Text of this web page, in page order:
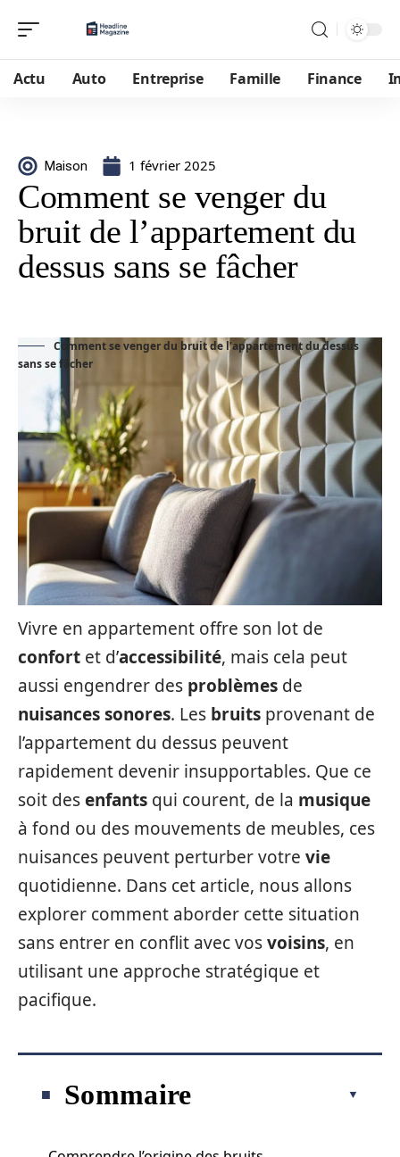
Actu Auto Entreprise Famille Finance
Maison 1 février 2025
Comment se venger du
bruit de l’appartement du
dessus sans se fâcher
Comment se venger du bruit de l'appartement du dessus
sans se fâcher
Vivre en appartement offre son lot de
confort et d’accessibilité, mais cela peut
aussi engendrer des problèmes de
nuisances sonores. Les bruits provenant de
l’appartement du dessus peuvent
rapidement devenir insupportables. Que ce
soit desenfants qui courent, de la musique
à fond ou des mouvements de meubles, ces
nuisances peuvent perturber votre vie
quotidienne. Dans cet article, nous allons
explorer comment aborder cette situation
sans entrer en conflit avec vosvoisins, en
utilisant une approche stratégique et
pacifique.
Sommaire